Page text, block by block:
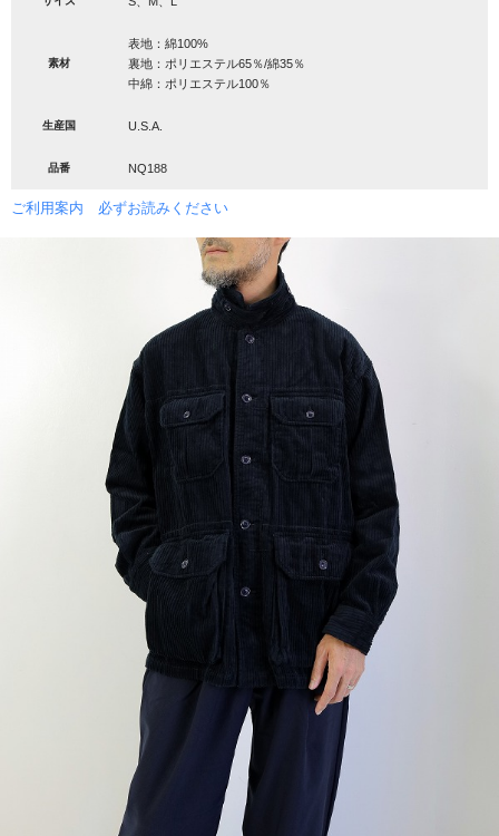
素材
表地：綿100%
裏地：ポリエステル65％/綿35％
中綿：ポリエステル100％
生産国 U.S.A.
品番 NQ188
ご利用案内 必ずお読みください